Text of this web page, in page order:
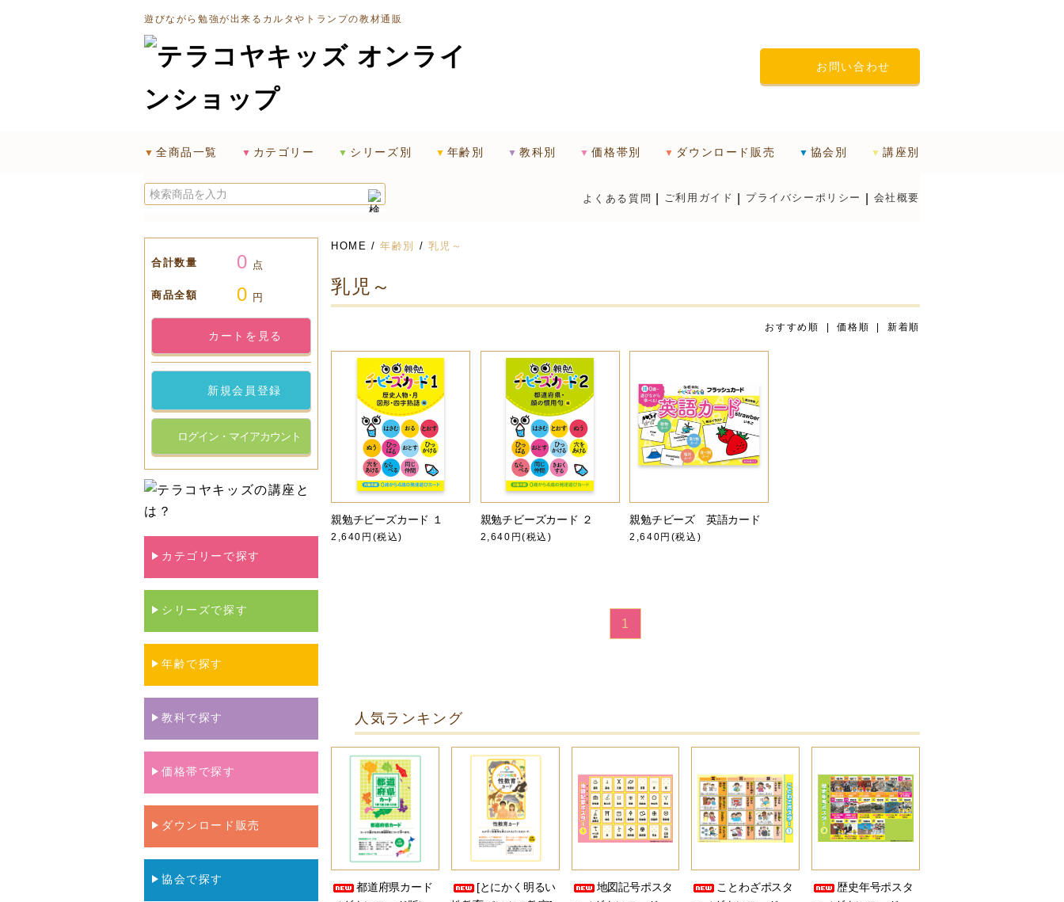
遊びながら勉強が出来るカルタやトランプの教材通販
お問い合わせ
全商品一覧 カテゴリー シリーズ別 年齢別 教科別 価格帯別 ダウンロード販売 協会別 講座別
よくある質問 ご利用ガイド プライバシーポリシー 会社概要
HOME /年齢別 / 乳児～
乳児～
おすすめ順 |価格順 |新着順
親勉チビーズカード １
2,640円(税込)
親勉チビーズカード ２
2,640円(税込)
親勉チビーズ 英語カード
2,640円(税込)
1
人気ランキング
都道府県カード
[とにかく明るい
地図記号ポスタ
ことわざポスタ
歴史年号ポスタ
合計数量 0 点
商品全額 0 円
カートを見る
新規会員登録
ログイン・マイアカウント
カテゴリーで探す
シリーズで探す
年齢で探す
教科で探す
価格帯で探す
ダウンロード販売
協会で探す